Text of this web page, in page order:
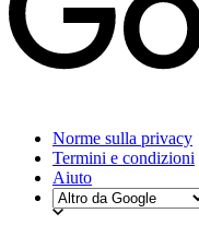
Norme sulla privacy
Termini e condizioni
Aiuto